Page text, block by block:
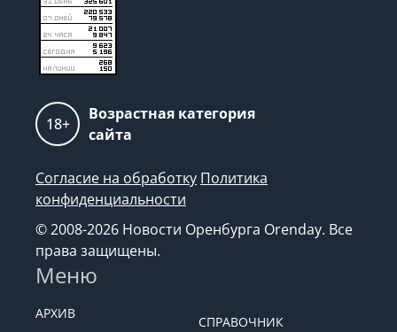
18+
Возрастная категория
сайта
Согласие на обработку Политика
конфиденциальности
© 2008-2026 Новости Оренбурга Orenday. Все
права защищены.
Меню
АРХИВ
СПРАВОЧНИК